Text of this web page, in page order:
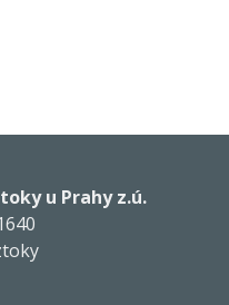
u Prahy z.ú.